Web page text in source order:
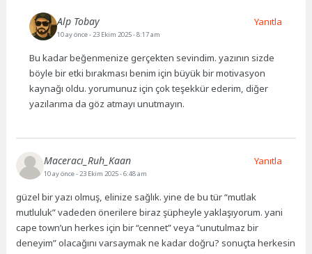
Alp Tobay
10 ay önce- 23 Ekim 2025 - 8:17 am
Bu kadar beğenmenize gerçekten sevindim. yazının sizde
böyle bir etki bırakması benim için büyük bir motivasyon
kaynağı oldu. yorumunuz için çok teşekkür ederim, diğer
yazılarıma da göz atmayı unutmayın.
Yanıtla
Maceracı_Ruh_Kaan
10 ay önce- 23 Ekim 2025 - 6:48 am
güzel bir yazı olmuş, elinize sağlık. yine de bu tür “mutlak
mutluluk” vadeden önerilere biraz şüpheyle yaklaşıyorum. yani
cape town’un herkes için bir “cennet” veya “unutulmaz bir
deneyim” olacağını varsaymak ne kadar doğru? sonuçta herkesin
Yanıtla